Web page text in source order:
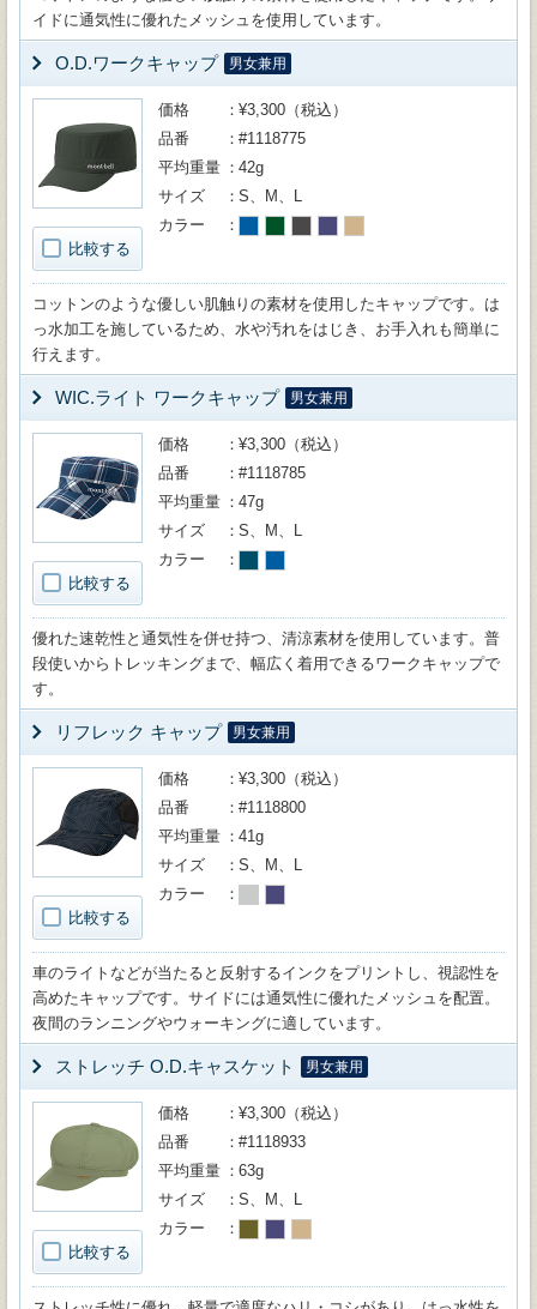
イドに通気性に優れたメッシュを使用しています。
O.D.ワークキャップ 男女兼用
比較する
価格
¥3,300（税込）
品番
#1118775
平均重量
42g
サイズ
S、M、L
カラー
コットンのような優しい肌触りの素材を使用したキャップです。は
っ水加工を施しているため、水や汚れをはじき、お手入れも簡単に
行えます。
WIC.ライト ワークキャップ 男女兼用
比較する
価格
¥3,300（税込）
品番
#1118785
平均重量
47g
サイズ
S、M、L
カラー
優れた速乾性と通気性を併せ持つ、清涼素材を使用しています。普
段使いからトレッキングまで、幅広く着用できるワークキャップで
す。
リフレック キャップ 男女兼用
比較する
価格
¥3,300（税込）
品番
#1118800
平均重量
41g
サイズ
S、M、L
カラー
車のライトなどが当たると反射するインクをプリントし、視認性を
高めたキャップです。サイドには通気性に優れたメッシュを配置。
夜間のランニングやウォーキングに適しています。
ストレッチ O.D.キャスケット 男女兼用
比較する
価格
¥3,300（税込）
品番
#1118933
平均重量
63g
サイズ
S、M、L
カラー